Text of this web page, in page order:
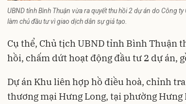
UBND tỉnh Bình Thuận vừa ra quyết thu hồi 2 dự án do Công
làm chủ đầu tư vì giao dịch dân sự giả tạo.
Cụ thể, Chủ tịch UBND tỉnh Bình Thuận
hồi, chấm dứt hoạt động đầu tư 2 dự án,
Dự án Khu liên hợp hồ điều hoà, chỉnh
thương mại Hưng Long, tại phường Hưng